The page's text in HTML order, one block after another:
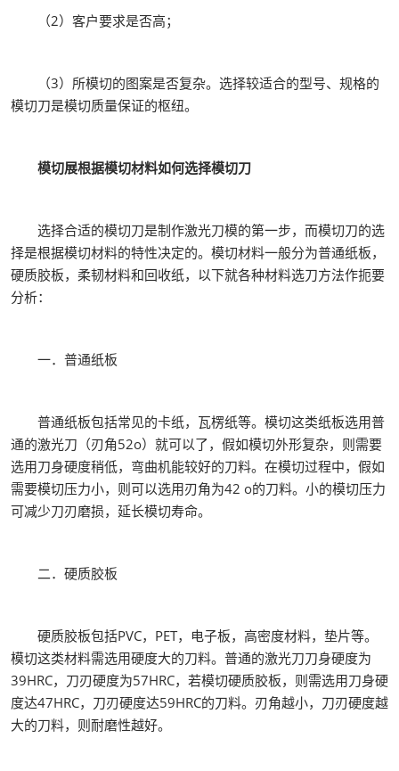
（2）客户要求是否高；
（3）所模切的图案是否复杂。选择较适合的型号、规格的
模切刀是模切质量保证的枢纽。
模切展根据模切材料如何选择模切刀
选择合适的模切刀是制作激光刀模的第一步，而模切刀的选
择是根据模切材料的特性决定的。模切材料一般分为普通纸板，
硬质胶板，柔韧材料和回收纸，以下就各种材料选刀方法作扼要
分析：
一．普通纸板
普通纸板包括常见的卡纸，瓦楞纸等。模切这类纸板选用普
通的激光刀（刃角52o）就可以了，假如模切外形复杂，则需要
选用刀身硬度稍低，弯曲机能较好的刀料。在模切过程中，假如
需要模切压力小，则可以选用刃角为42 o的刀料。小的模切压力
可减少刀刃磨损，延长模切寿命。
二．硬质胶板
硬质胶板包括PVC，PET，电子板，高密度材料，垫片等。
模切这类材料需选用硬度大的刀料。普通的激光刀刀身硬度为
39HRC，刀刃硬度为57HRC，若模切硬质胶板，则需选用刀身硬
度达47HRC，刀刃硬度达59HRC的刀料。刃角越小，刀刃硬度越
大的刀料，则耐磨性越好。